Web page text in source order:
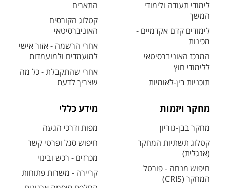
לימודי תעודה ולימודי
המשך
לימודים קדם אקדמיים -
מכינות
המרכז האוניברסיטאי
ללימודי חוץ
תוכניות בין-לאומיות
התארים
קטלוג הקורסים
האוניברסיטאי
אחרי הרשמה - אזור אישי
למועמדים ולמועמדות
אחרי שהתקבלת - כל מה
שצריך לדעת
מחקר ויזמות
מחקר בבן-גוריון
קטלוג תשתיות המחקר
(אנגלית)
חיפוש מנחה - פורטל
המחקר (CRIS)
מידע כללי
מפות ודרכי הגעה
חיפוש סגל ופרטי קשר
מכרזים - רכש ובינוי
קריירה - משרות פתוחות